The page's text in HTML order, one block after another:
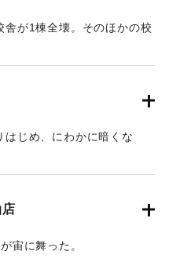
舎が1棟全壊。そのほかの校
ートル、長さ30メートル）
の桜も根こそぎ倒れた。瓦
き飛んだ。
じめ、にわかに暗くな
来、南から北へ30〜50メ
距離を移動、家屋や樹木を
ぎた。また集落北側のキャ
た。
宙に舞った。